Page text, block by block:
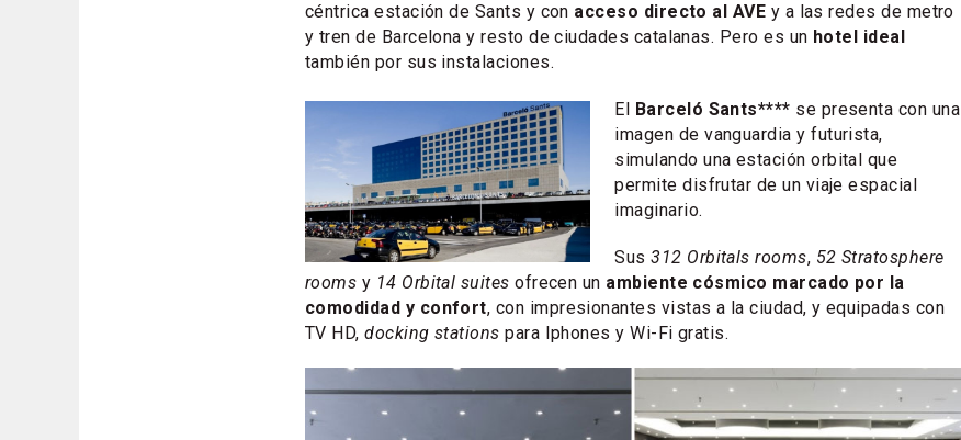
céntrica estación de Sants y con acceso directo al AVE y a las redes de metro
y tren de Barcelona y resto de ciudades catalanas. Pero es un hotel ideal
también por sus instalaciones.
El Barceló Sants**** se presenta con una
imagen de vanguardia y futurista,
simulando una estación orbital que
permite disfrutar de un viaje espacial
imaginario.
Sus312 Orbitals rooms, 52 Stratosphere
rooms y 14 Orbital suites ofrecen un ambiente cósmico marcado por la
comodidad y confort, con impresionantes vistas a la ciudad, y equipadas con
TV HD,docking stations para Iphones y Wi-Fi gratis.